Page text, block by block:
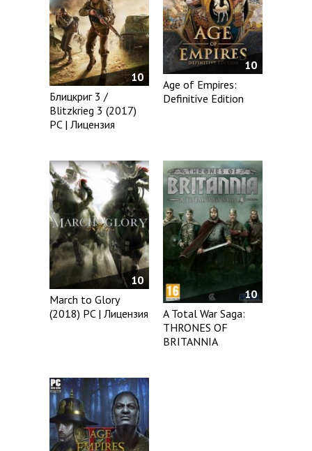
10
Блицкриг 3 /
Blitzkrieg 3 (2017)
PC | Лицензия
10
Age of Empires:
Definitive Edition
10
March to Glory
(2018) PC | Лицензия
10
A Total War Saga:
THRONES OF
BRITANNIA